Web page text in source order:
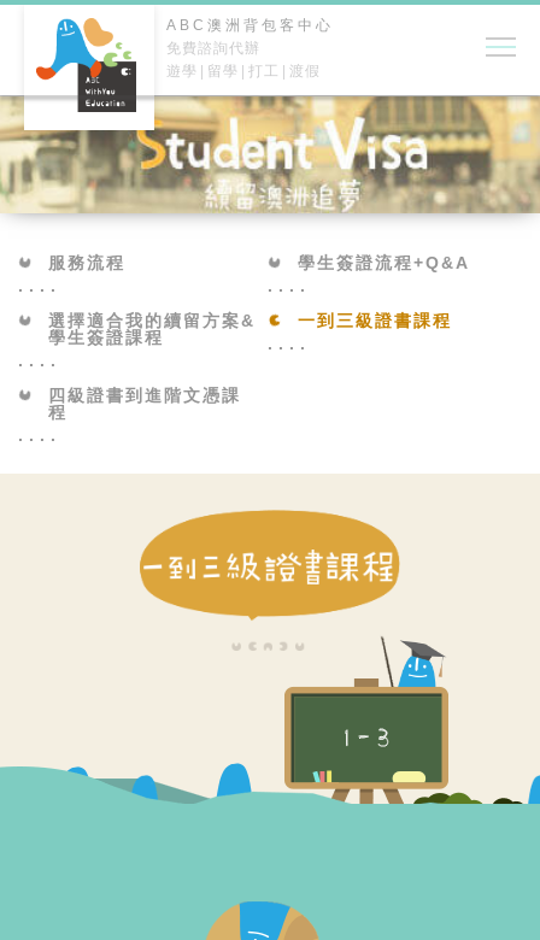
ABC澳洲背包客中心
免費諮詢代辦
遊學
留學 打工 渡假
服務流程 學生簽證流程+Q&A
選擇適合我的續留方案&
學生簽證課程
一到三級證書課程
四級證書到進階文憑課
程